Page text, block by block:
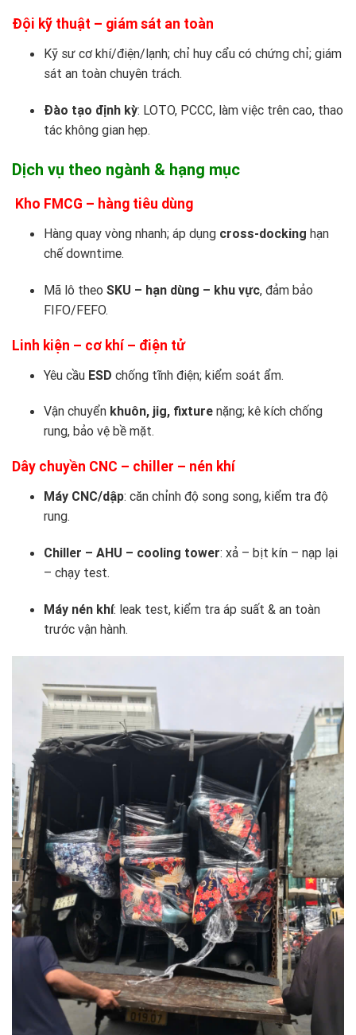
Đội kỹ thuật – giám sát an toàn
Kỹ sư cơ khí/điện/lạnh; chỉ huy cẩu có chứng chỉ; giám
sát an toàn chuyên trách.
Đào tạo định kỳ: LOTO, PCCC, làm việc trên cao, thao
tác không gian hẹp.
Dịch vụ theo ngành & hạng mục
Kho FMCG – hàng tiêu dùng
Hàng quay vòng nhanh; áp dụng cross-docking hạn
chế downtime.
Mã lô theo SKU – hạn dùng – khu vực, đảm bảo
FIFO/FEFO.
Linh kiện – cơ khí – điện tử
Yêu cầu ESD chống tĩnh điện; kiểm soát ẩm.
Vận chuyển khuôn, jig, fixture nặng; kê kích chống
rung, bảo vệ bề mặt.
Dây chuyền CNC – chiller – nén khí
Máy CNC/dập: căn chỉnh độ song song, kiểm tra độ
rung.
Chiller – AHU – cooling tower: xả – bịt kín – nạp lại
– chạy test.
Máy nén khí: leak test, kiểm tra áp suất & an toàn
trước vận hành.